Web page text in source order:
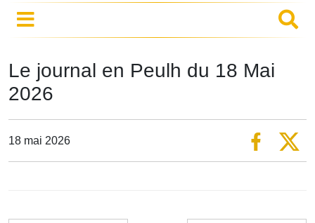
Le journal en Peulh du 18 Mai
2026
18 mai 2026